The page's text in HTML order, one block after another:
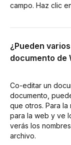
campo. Haz clic
¿Pueden
documento de
Co-editar un
documento,
que otros. Para
para la web y ve
verás los
archivo.